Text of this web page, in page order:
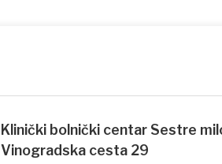
Klinički bolnički centar Sestre
Vinogradska cesta 29